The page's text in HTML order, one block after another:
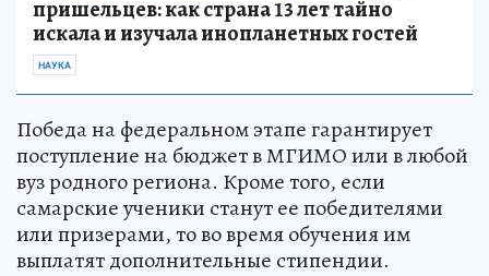
пришельцев: как страна 13 лет тайно
искала и изучала инопланетных гостей
НАУКА
Победа на федеральном этапе гарантирует
поступление на бюджет в МГИМО или в любой
вуз родного региона. Кроме того, если
самарские ученики станут ее победителями
или призерами, то во время обучения им
выплатят дополнительные стипендии.